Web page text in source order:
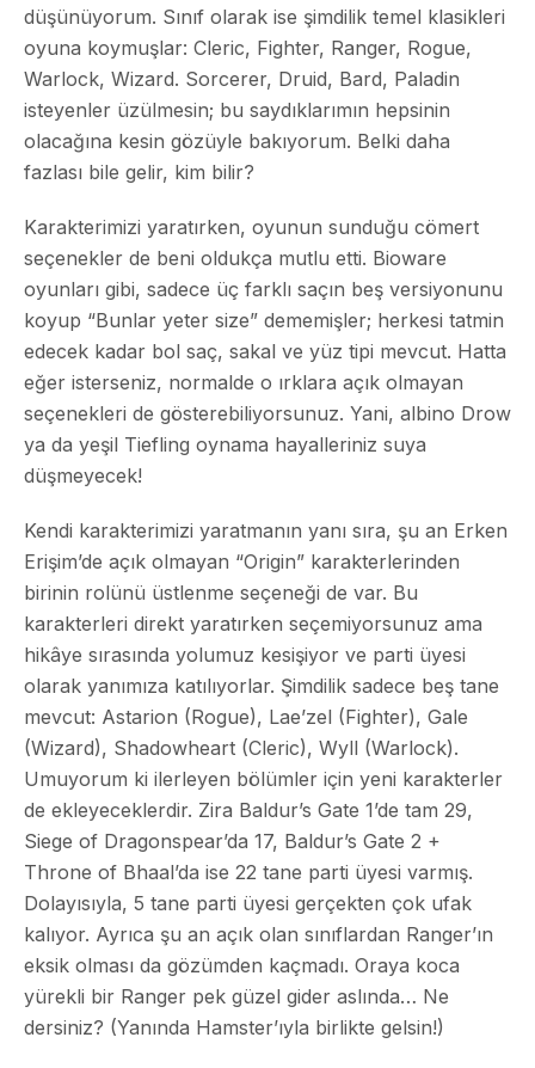
düşünüyorum. Sınıf olarak ise şimdilik temel klasikleri
oyuna koymuşlar: Cleric, Fighter, Ranger, Rogue,
Warlock, Wizard. Sorcerer, Druid, Bard, Paladin
isteyenler üzülmesin; bu saydıklarımın hepsinin
olacağına kesin gözüyle bakıyorum. Belki daha
fazlası bile gelir, kim bilir?
Karakterimizi yaratırken, oyunun sunduğu cömert
seçenekler de beni oldukça mutlu etti. Bioware
oyunları gibi, sadece üç farklı saçın beş versiyonunu
koyup “Bunlar yeter size” dememişler; herkesi tatmin
edecek kadar bol saç, sakal ve yüz tipi mevcut. Hatta
eğer isterseniz, normalde o ırklara açık olmayan
seçenekleri de gösterebiliyorsunuz. Yani, albino Drow
ya da yeşil Tiefling oynama hayalleriniz suya
düşmeyecek!
Kendi karakterimizi yaratmanın yanı sıra, şu an Erken
Erişim’de açık olmayan “Origin” karakterlerinden
birinin rolünü üstlenme seçeneği de var. Bu
karakterleri direkt yaratırken seçemiyorsunuz ama
hikâye sırasında yolumuz kesişiyor ve parti üyesi
olarak yanımıza katılıyorlar. Şimdilik sadece beş tane
mevcut: Astarion (Rogue), Lae’zel (Fighter), Gale
(Wizard), Shadowheart (Cleric), Wyll (Warlock).
Umuyorum ki ilerleyen bölümler için yeni karakterler
de ekleyeceklerdir. Zira Baldur’s Gate 1’de tam 29,
Siege of Dragonspear’da 17, Baldur’s Gate 2 +
Throne of Bhaal’da ise 22 tane parti üyesi varmış.
Dolayısıyla, 5 tane parti üyesi gerçekten çok ufak
kalıyor. Ayrıca şu an açık olan sınıflardan Ranger’ın
eksik olması da gözümden kaçmadı. Oraya koca
yürekli bir Ranger pek güzel gider aslında… Ne
dersiniz? (Yanında Hamster’ıyla birlikte gelsin!)